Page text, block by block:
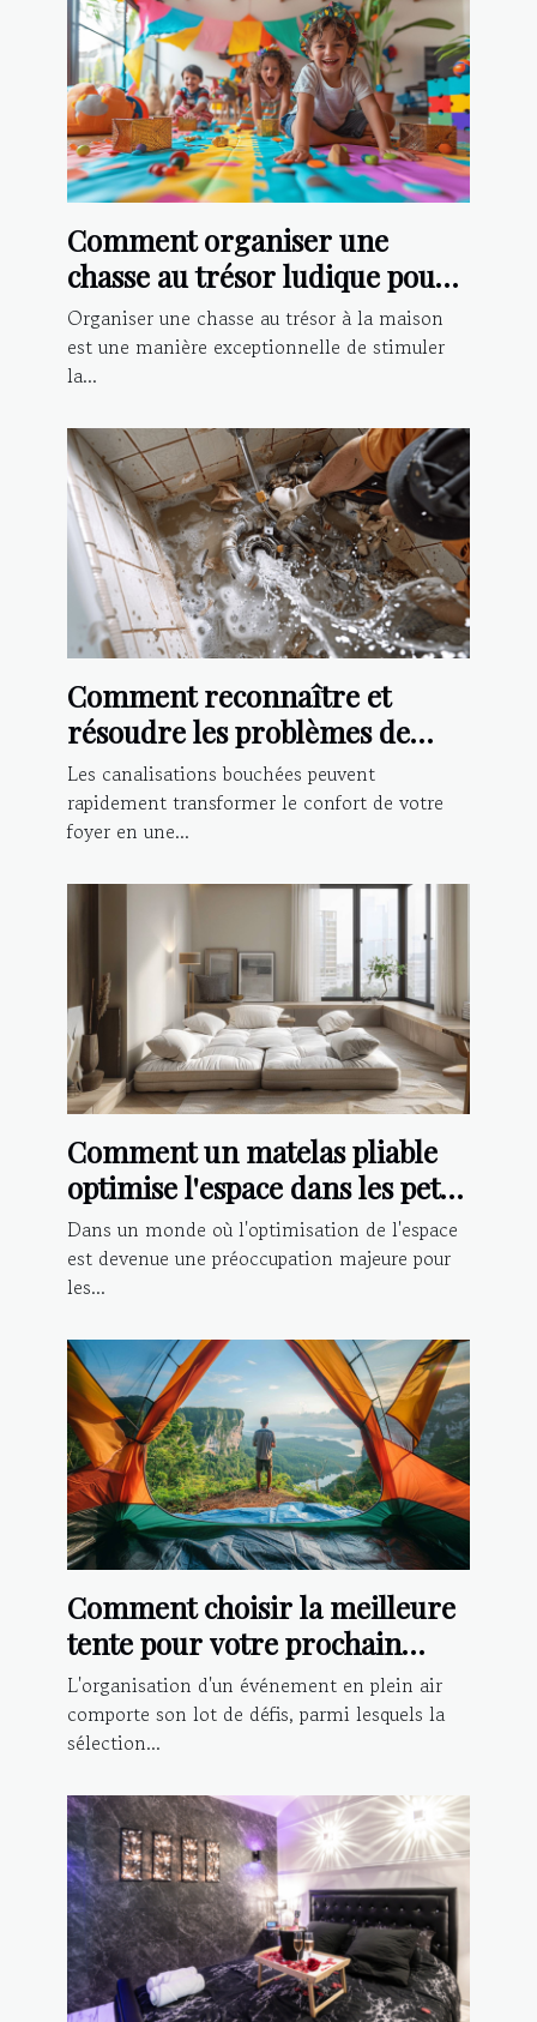
Comment organiser une
chasse au trésor ludique pour
enfants à la maison
Organiser une chasse au trésor à la maison
est une manière exceptionnelle de stimuler
la...
Comment reconnaître et
résoudre les problèmes de
canalisations bouchées
Les canalisations bouchées peuvent
rapidement transformer le confort de votre
foyer en une...
Comment un matelas pliable
optimise l'espace dans les petits
logements
Dans un monde où l'optimisation de l'espace
est devenue une préoccupation majeure pour
les...
Comment choisir la meilleure
tente pour votre prochain
événement extérieur
L'organisation d'un événement en plein air
comporte son lot de défis, parmi lesquels la
sélection...